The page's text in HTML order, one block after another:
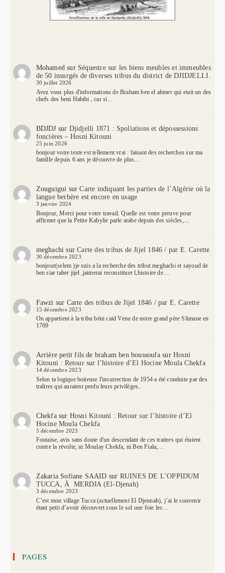
Mohamedsur Séquestre sur les biens meubles et immeubles
de 50 insurgés de diverses tribus du district de DJIDJELLI.
30 juillet 2026
Avez vous plus d'informations de Braham ben el ahmer qui etait un des
chefs des beni Habibi , car si…
BDJDJ sur Djidjelli 1871 : Spoliations et dépossessions
foncières – Hosni Kitouni
25 juin 2026
bonjour votre texte est tellement vrai : faisant des recherches sur ma
famille depuis 6 ans je découvre de plus…
Zouguigui surCarte indiquant les parties de l’Algérie où la
langue berbère est encore en usage
3 janvier 2024
Bonjour, Merci pour votre travail. Quelle est votre preuve pour
affirmer que la Petite Kabylie parle arabe depuis des siècles,…
meghachi surCarte des tribus de Jijel 1846 / par E. Carette
30 décembre 2023
bonjour(selem )je suis a la recherche des tribut meghachi et sayoud de
ben siar taher jijel ,jaimerai reconstituer l,histoire de…
Fawzi sur Carte des tribus de Jijel 1846 / par E. Carette
15 décembre 2023
On appartient à la tribu béni caid Venu de notre grand père Slimane en
1769
Arrière petit fils de braham ben boussoufasur Hosni
Kitouni : Retour sur l’histoire d’El Hocine Moula Chekfa
14 décembre 2023
Selon ta logique boiteuse l'insurrection de 1954 a été conduite par des
traîtres qui auraient perdu leurs privilèges..
Chekfasur Hosni Kitouni : Retour sur l’histoire d’El
Hocine Moula Chekfa
5 décembre 2023
Foutaise, avis sans doute d'un descendant de ces traitres qui étaient
contre la révolte, ni Moulay Chekfa, ni Ben Fiala,…
Zakaria Sofiane SAAID sur RUINES DE L’OPPIDUM
TUCCA, À MERDJA (El-Djenah)
3 décembre 2023
C’est mon village Tucca (actuellement El Djennah), j’ai le souvenir
étant petit d’avoir découvert sous le sol une foie les…
PAGES